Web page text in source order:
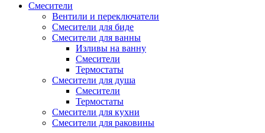
Смесители
Вентили и переключатели
Смесители для биде
Смесители для ванны
Изливы на ванну
Смесители
Термостаты
Смесители для душа
Смесители
Термостаты
Смесители для кухни
Смесители для раковины